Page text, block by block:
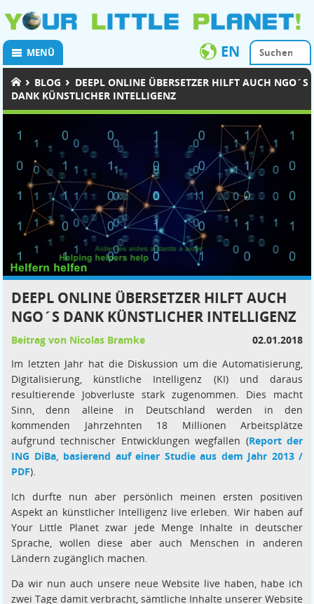
MENÜ EN
› BLOG › DEEPL ONLINE ÜBERSETZER HILFT AUCH NGO´S
DANK KÜNSTLICHER INTELLIGENZ
DEEPL ONLINE ÜBERSETZER HILFT AUCH
NGO´S DANK KÜNSTLICHER INTELLIGENZ
Beitrag von Nicolas Bramke
02.01.2018
Im letzten Jahr hat die Diskussion um die Automatisierung,
Digitalisierung, künstliche Intelligenz (KI) und daraus
resultierende Jobverluste stark zugenommen. Dies macht
Sinn, denn alleine in Deutschland werden in den
kommenden Jahrzehnten 18 Millionen Arbeitsplätze
aufgrund technischer Entwicklungen wegfallen (Report der
ING DiBa, basierend auf einer Studie aus dem Jahr 2013 /
PDF).
Ich durfte nun aber persönlich meinen ersten positiven
Aspekt an künstlicher Intelligenz live erleben. Wir haben auf
Your Little Planet zwar jede Menge Inhalte in deutscher
Sprache, wollen diese aber auch Menschen in anderen
Ländern zugänglich machen.
Da wir nun auch unsere neue Website live haben, habe ich
zwei Tage damit verbracht, sämtliche Inhalte unserer Website